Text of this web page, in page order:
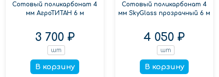
Сотовый поликарбонат 4
мм АгроТИТАН 6 м
3 700 ₽
шт
В корзину
Сотовый поликарбонат 4
мм SkyGlass прозрачный 6 м
4 050 ₽
шт
В корзину